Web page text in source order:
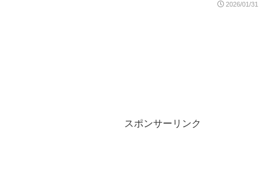
2026/01/31
スポンサーリンク